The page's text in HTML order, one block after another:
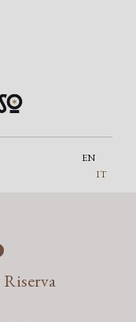
EN
IT
Riserva